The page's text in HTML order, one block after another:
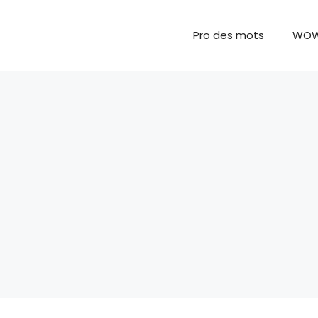
Pro des mots